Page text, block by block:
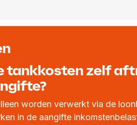
tankkosten zelf
worden verwerkt via de
in de aangifte